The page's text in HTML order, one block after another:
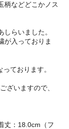
柄などどこかノス
らいました。
が入っておりま
ております。
ざいますので、
：18.0cm（フ